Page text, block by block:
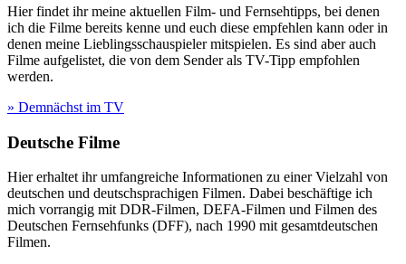
Hier findet ihr meine aktuellen Film- und Fernsehtipps, bei denen
ich die Filme bereits kenne und euch diese empfehlen kann oder in
denen meine Lieblingsschauspieler mitspielen. Es sind aber auch
Filme aufgelistet, die von dem Sender als TV-Tipp empfohlen
werden.
» Demnächst im TV
Deutsche Filme
Hier erhaltet ihr umfangreiche Informationen zu einer Vielzahl von
deutschen und deutschsprachigen Filmen. Dabei beschäftige ich
mich vorrangig mit DDR-Filmen, DEFA-Filmen und Filmen des
Deutschen Fernsehfunks (DFF), nach 1990 mit gesamtdeutschen
Filmen.